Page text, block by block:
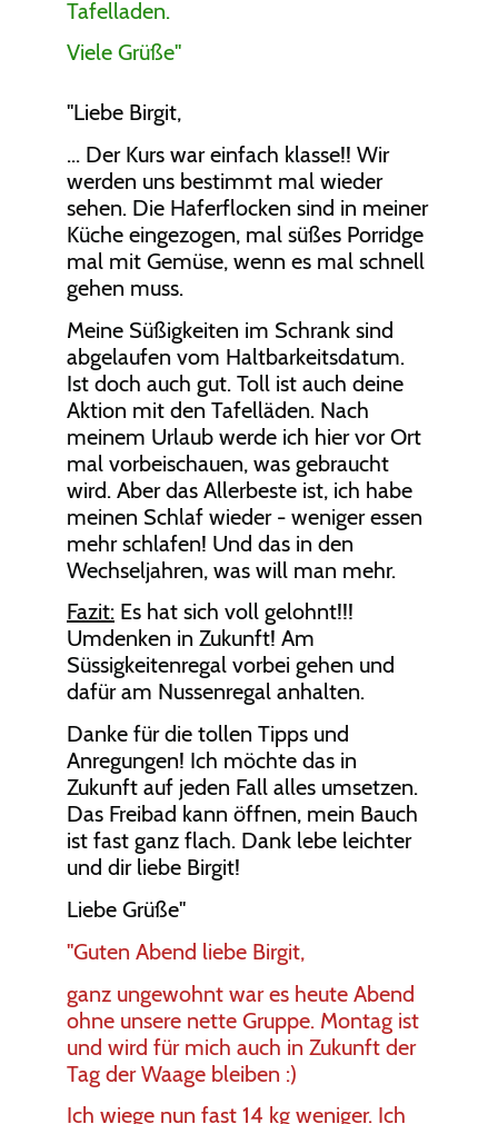
Tafelladen.
Viele Grüße"
"Liebe Birgit,
... Der Kurs war einfach klasse!! Wir
werden uns bestimmt mal wieder
sehen. Die Haferflocken sind in meiner
Küche eingezogen, mal süßes Porridge
mal mit Gemüse, wenn es mal schnell
gehen muss.
Meine Süßigkeiten im Schrank sind
abgelaufen vom Haltbarkeitsdatum.
Ist doch auch gut. Toll ist auch deine
Aktion mit den Tafelläden. Nach
meinem Urlaub werde ich hier vor Ort
mal vorbeischauen, was gebraucht
wird. Aber das Allerbeste ist, ich habe
meinen Schlaf wieder - weniger essen
mehr schlafen! Und das in den
Wechseljahren, was will man mehr.
Fazit: Es hat sich voll gelohnt!!!
Umdenken in Zukunft! Am
Süssigkeitenregal vorbei gehen und
dafür am Nussenregal anhalten.
Danke für die tollen Tipps und
Anregungen! Ich möchte das in
Zukunft auf jeden Fall alles umsetzen.
Das Freibad kann öffnen, mein Bauch
ist fast ganz flach. Dank lebe leichter
und dir liebe Birgit!
Liebe Grüße"
"Guten Abend liebe Birgit,
ganz ungewohnt war es heute Abend
ohne unsere nette Gruppe. Montag ist
und wird für mich auch in Zukunft der
Tag der Waage bleiben :)
Ich wiege nun fast 14 kg weniger. Ich